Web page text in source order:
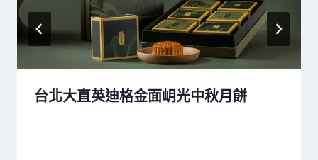
台北大直英迪格金面岄光中秋月餅